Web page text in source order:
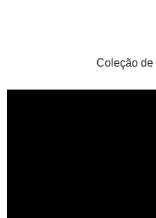
Coleção de